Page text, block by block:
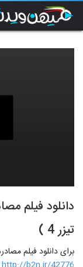
دانلود فیلم
تیزر 4 )
برای دانلود فیلم